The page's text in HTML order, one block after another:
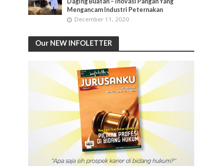
Mengancam Industri Peternakan
December 11, 2020
Our NEW INFOLETTER